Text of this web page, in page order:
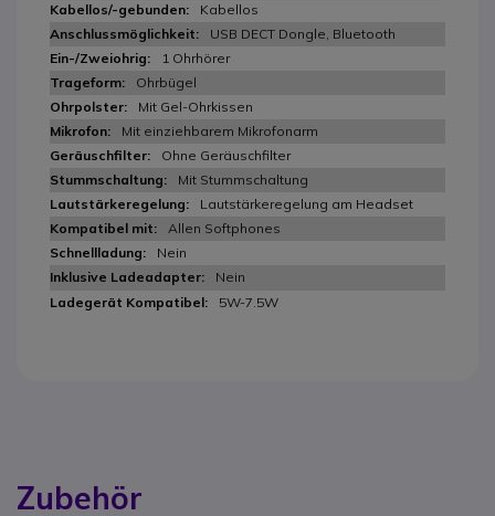
Kabellos
USB DECT Dongle, Bluetooth
1 Ohrhörer
Ohrbügel
Mit Gel-Ohrkissen
Mit einziehbarem Mikrofonarm
Ohne Geräuschfilter
Mit Stummschaltung
Lautstärkeregelung am Headset
Allen Softphones
Nein
Nein
5W-7.5W
Zubehör